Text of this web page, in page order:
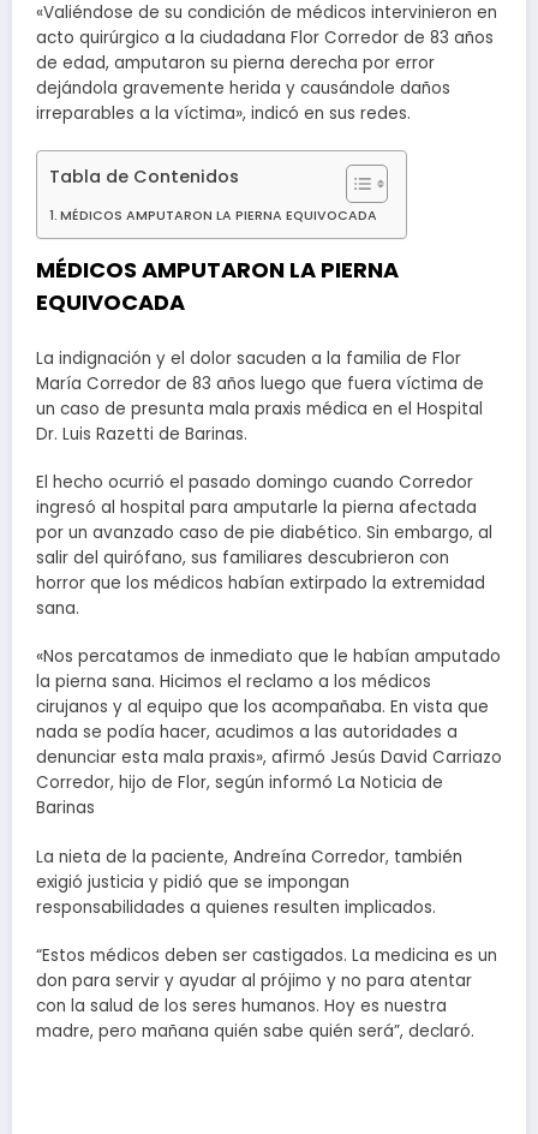
«Valiéndose de su condición de médicos intervinieron en
acto quirúrgico a la ciudadana Flor Corredor de 83 años
de edad, amputaron su pierna derecha por error
dejándola gravemente herida y causándole daños
irreparables a la víctima», indicó en sus redes.
Tabla de Contenidos
MÉDICOS AMPUTARON LA PIERNA EQUIVOCADA
MÉDICOS AMPUTARON LA PIERNA
EQUIVOCADA
La indignación y el dolor sacuden a la familia de Flor
María Corredor de 83 años luego que fuera víctima de
un caso de presunta mala praxis médica en el Hospital
Dr. Luis Razetti de Barinas.
El hecho ocurrió el pasado domingo cuando Corredor
ingresó al hospital para amputarle la pierna afectada
por un avanzado caso de pie diabético. Sin embargo, al
salir del quirófano, sus familiares descubrieron con
horror que los médicos habían extirpado la extremidad
sana.
«Nos percatamos de inmediato que le habían amputado
la pierna sana. Hicimos el reclamo a los médicos
cirujanos y al equipo que los acompañaba. En vista que
nada se podía hacer, acudimos a las autoridades a
denunciar esta mala praxis», afirmó Jesús David Carriazo
Corredor, hijo de Flor, según informó La Noticia de
Barinas
La nieta de la paciente, Andreína Corredor, también
exigió justicia y pidió que se impongan
responsabilidades a quienes resulten implicados.
“Estos médicos deben ser castigados. La medicina es un
don para servir y ayudar al prójimo y no para atentar
con la salud de los seres humanos. Hoy es nuestra
madre, pero mañana quién sabe quién será”, declaró.